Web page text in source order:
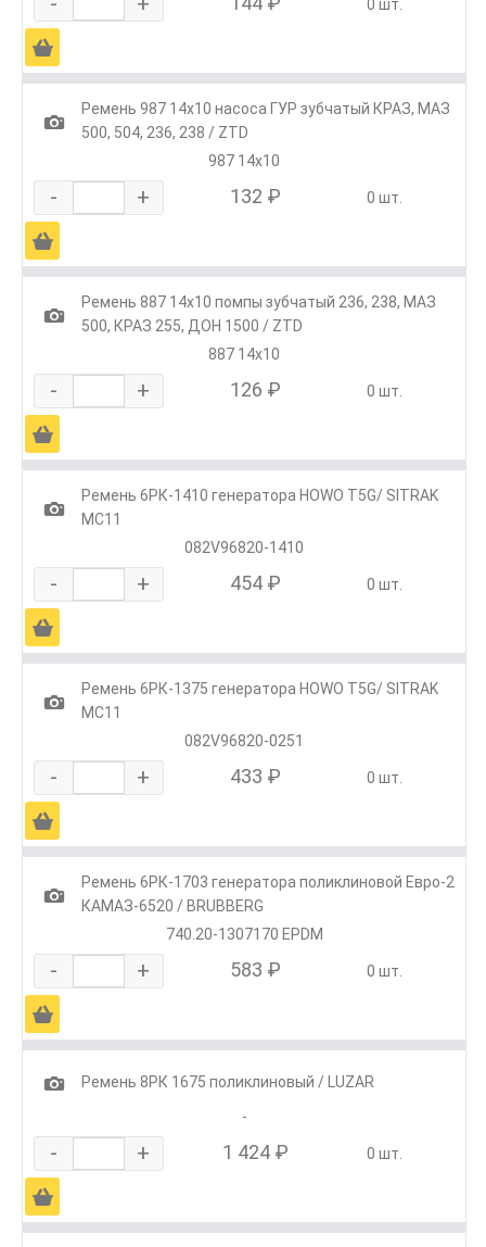
0 шт.
Ä
1
Ремень 987 14х10 насоса ГУР зубчатый КРАЗ, МАЗ
500, 504, 236, 238 / ZTD
987 14х10
- + 132 ₽ 0 шт.
Ä
1
Ремень 887 14х10 помпы зубчатый 236, 238, МАЗ
500, КРАЗ 255, ДОН 1500 / ZTD
887 14х10
- + 126 ₽ 0 шт.
Ä
1
Ремень 6РК-1410 генератора HOWO T5G/ SITRAK
МС11
082V96820-1410
- + 454 ₽ 0 шт.
Ä
1
Ремень 6РК-1375 генератора HOWO T5G/ SITRAK
МС11
082V96820-0251
- + 433 ₽ 0 шт.
Ä
1
Ремень 6РК-1703 генератора поликлиновой Евро-2
КАМАЗ-6520 / BRUBBERG
740.20-1307170 EPDM
- + 583 ₽ 0 шт.
Ä
1
Ремень 8РК 1675 поликлиновый / LUZAR
-
- + 1 424 ₽ 0 шт.
Ä